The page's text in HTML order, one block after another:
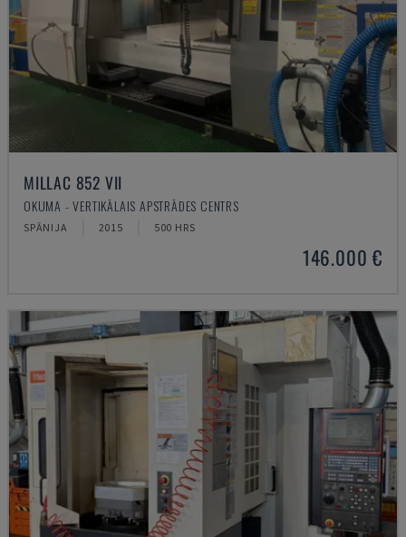
MILLAC 852 VII
OKUMA - VERTIKĀLAIS APSTRĀDES CENTRS
SPĀNIJA 2015 500 HRS
146.000 €